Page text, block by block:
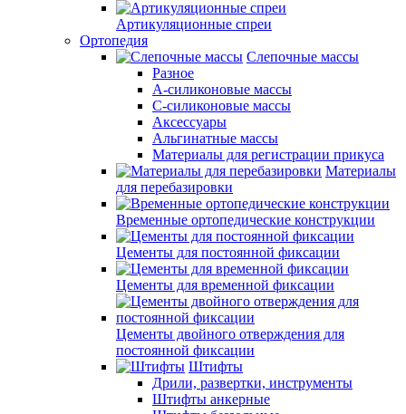
Артикуляционные спреи
Ортопедия
Слепочные массы
Разное
А-силиконовые массы
С-силиконовые массы
Аксессуары
Альгинатные массы
Материалы для регистрации прикуса
Материалы
для перебазировки
Временные ортопедические конструкции
Цементы для постоянной фиксации
Цементы для временной фиксации
Цементы двойного отверждения для
постоянной фиксации
Штифты
Дрили, развертки, инструменты
Штифты анкерные